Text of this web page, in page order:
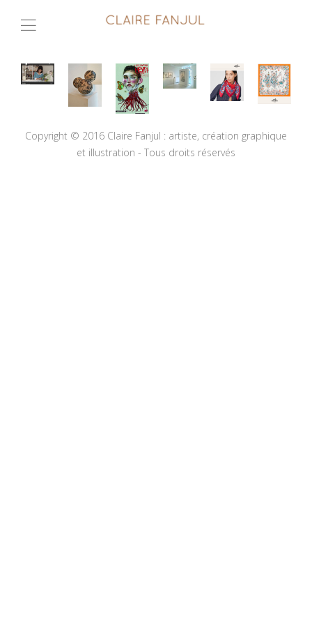
Copyright © 2016 Claire Fanjul : artiste, création graphique
et illustration - Tous droits réservés